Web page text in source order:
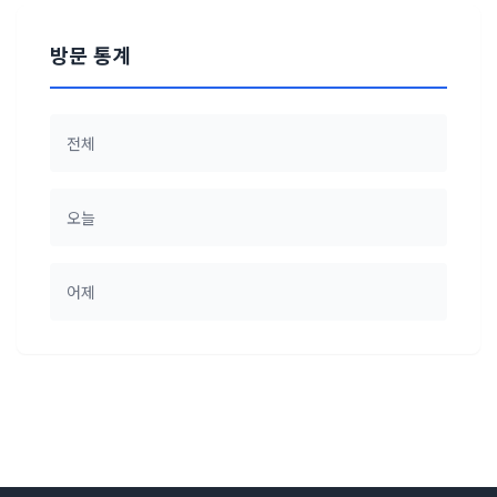
방문 통계
전체
오늘
어제